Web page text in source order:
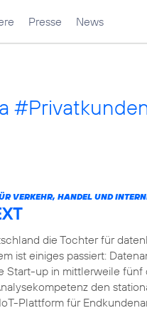
Presse News
VERKEHR, HANDEL UND
die Tochter für
ist einiges passiert:
Start-up in mittlerweile
den
Plattform für